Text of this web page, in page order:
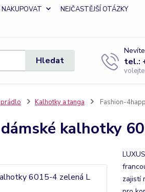
NAKUPOVAT
NEJČASTĚJŠÍ OTÁZKY
Hledat tel.:
Kalhotky a tanga Fashion-
kalhotky
zajistí